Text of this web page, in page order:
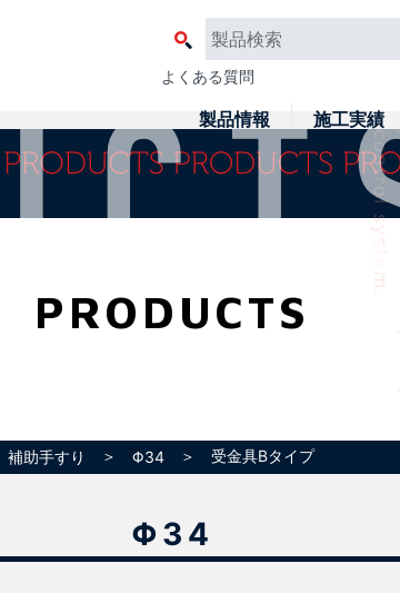
よくある質問
製品情報 施工実績
PRODUCTS
補助手すり ＞ Φ34 ＞ 受金具Bタイプ
Φ34